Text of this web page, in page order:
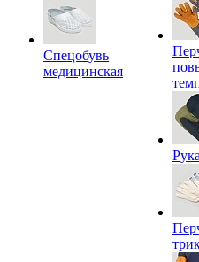
Спецобувь
медицинская